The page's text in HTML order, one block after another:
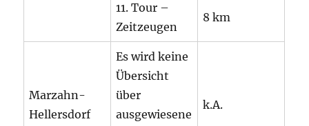
11. Tour –
Zeitzeugen
8 km
Marzahn-
Hellersdorf
Es wird keine
Übersicht
über
ausgewiesene
k.A.